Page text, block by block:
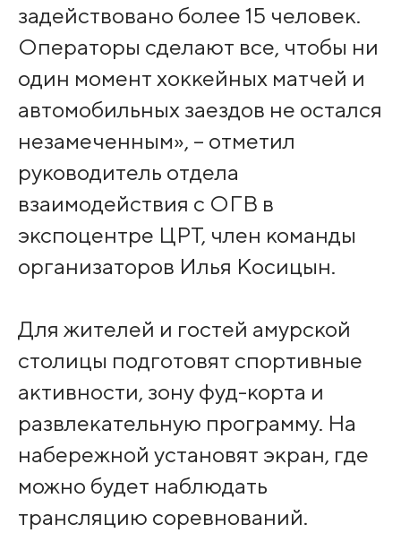
задействовано более 15 человек.
Операторы сделают все, чтобы ни
один момент хоккейных матчей и
автомобильных заездов не остался
незамеченным», – отметил
руководитель отдела
взаимодействия с ОГВ в
экспоцентре ЦРТ, член команды
организаторов Илья Косицын.
Для жителей и гостей амурской
столицы подготовят спортивные
активности, зону фуд-корта и
развлекательную программу. На
набережной установят экран, где
можно будет наблюдать
трансляцию соревнований.